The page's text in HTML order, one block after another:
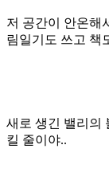
저 공간이 안온해
림일기도 쓰고 책
새로 생긴 밸리의
킬 줄이야..